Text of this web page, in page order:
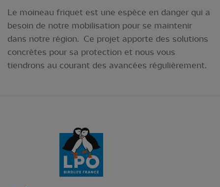
Le moineau friquet est une espèce en danger qui a
besoin de notre mobilisation pour se maintenir
dans notre région. Ce projet apporte des solutions
concrètes pour sa protection et nous vous
tiendrons au courant des avancées régulièrement.